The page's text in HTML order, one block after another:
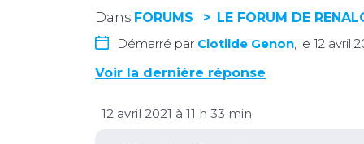
Dans FORUMS
LE FORUM DE
Démarré par Clotilde Genon, le 12 avril
Voir la dernière réponse
12 avril 2021 à 11 h 33 min